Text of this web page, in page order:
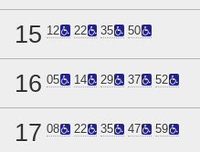
15 12 22 35 50
16 05 14 29 37 52
17 08 22 35 47 59